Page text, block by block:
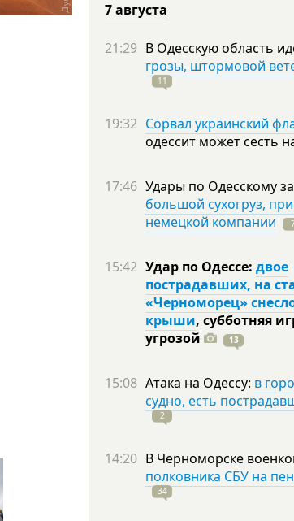
7 августа
21:29 В Одесскую область
грозы, штормовой
11
19:32 Сорвал украинский
одессит может сесть
17:46 Удары по Одесскому
большой сухогруз,
немецкой компании
7
15:42 Удар по Одессе: двое
пострадавших, на
«Черноморец»
крыши, субботняя
угрозой
13
15:08 Атака на Одессу: в
судно, есть
2
14:20 В Черноморске
полковника СБУ на
34